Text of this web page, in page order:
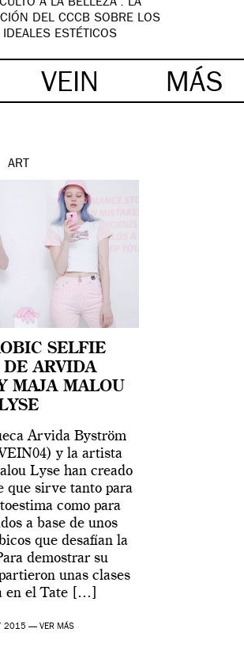
A LA BELLEZA’: LA
DEL CCCB SOBRE LOS
IDEALES ESTÉTICOS
VEIN MÁS
ART
SELFIE
DE ARVIDA
MAJA MALOU
Arvida Byström
y la artista
Lyse han creado
que sirve tanto para
como para
a base de unos
que desafían la
demostrar su
unas clases
en el Tate […]
2015 — VER MÁS